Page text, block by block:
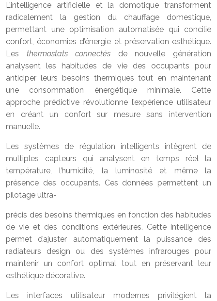
L’intelligence artificielle et la domotique transforment
radicalement la gestion du chauffage domestique,
permettant une optimisation automatisée qui concilie
confort, économies d’énergie et préservation esthétique.
Les thermostats connectés de nouvelle génération
analysent les habitudes de vie des occupants pour
anticiper leurs besoins thermiques tout en maintenant
une consommation énergétique minimale. Cette
approche prédictive révolutionne l’expérience utilisateur
en créant un confort sur mesure sans intervention
manuelle.
Les systèmes de régulation intelligents intègrent de
multiples capteurs qui analysent en temps réel la
température, l’humidité, la luminosité et même la
présence des occupants. Ces données permettent un
pilotage ultra-
précis des besoins thermiques en fonction des habitudes
de vie et des conditions extérieures. Cette intelligence
permet d’ajuster automatiquement la puissance des
radiateurs design ou des systèmes infrarouges pour
maintenir un confort optimal tout en préservant leur
esthétique décorative.
Les interfaces utilisateur modernes privilégient la